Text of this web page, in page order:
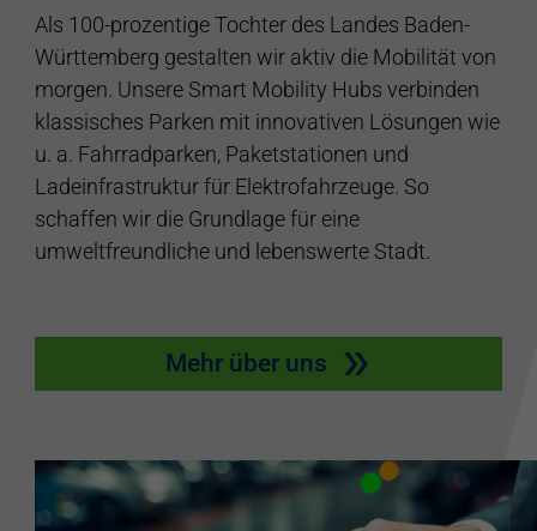
Als 100-prozentige Tochter des Landes Baden-
Württemberg gestalten wir aktiv die Mobilität von
morgen. Unsere Smart Mobility Hubs verbinden
klassisches Parken mit innovativen Lösungen wie
u. a. Fahrradparken, Paketstationen und
Ladeinfrastruktur für Elektrofahrzeuge. So
schaffen wir die Grundlage für eine
umweltfreundliche und lebenswerte Stadt.
Mehr über uns